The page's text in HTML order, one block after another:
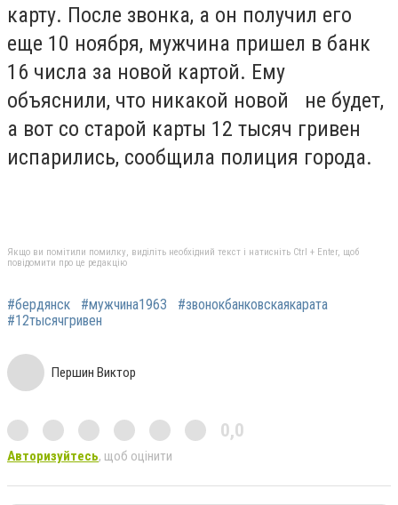
карту. После звонка, а он получил его
еще 10 ноября, мужчина пришел в банк
16 числа за новой картой. Ему
объяснили, что никакой новой не будет,
а вот со старой карты 12 тысяч гривен
испарились, сообщила полиция города.
Якщо ви помітили помилку, виділіть необхідний текст і натисніть Ctrl + Enter, щоб
повідомити про це редакцію
#бердянск #мужчина1963
#звонокбанковскаякарата
#12тысячгривен
Першин Виктор
0,0
Авторизуйтесь, щоб оцінити